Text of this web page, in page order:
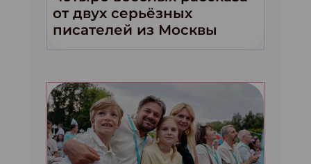
от двух серьёзных
писателей из Москвы